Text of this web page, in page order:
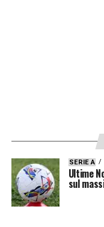
fratello più
Spezia. L’Inter
controllo del
molto. Certo,
calcare i campi
SERIE A
Ultime
sul